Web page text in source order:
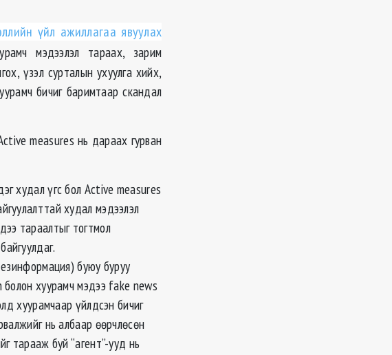
үйл ажиллагаа явуулах
мэдээлэл тараах, зарим
үзэл сурталын ухуулга хийх,
бичиг баримтаар скандал
measures нь дараах гурван
худал үгс бол Active measures
худал мэдээлэл
тараалтыг тогтмол
буюу буруу
хуурамч мэдээ fake news
хуурамчаар үйлдсэн бичиг
нь албаар өөрчлөсөн
тарааж буй “агент”-ууд нь